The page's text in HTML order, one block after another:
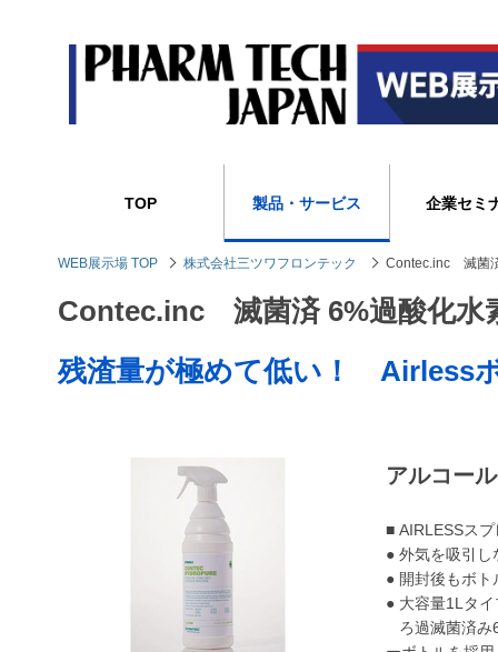
TOP 製品・サービス 企業セミ
WEB展示場 TOP 株式会社三ツワフロンテック Contec.inc 滅菌
Contec.inc 滅菌済 6%過酸化水
残渣量が極めて低い！ Airless
アルコー
■ AIRLESSス
● 外気を吸引
● 開封後もボト
● 大容量1Lタ
ろ過滅菌済み